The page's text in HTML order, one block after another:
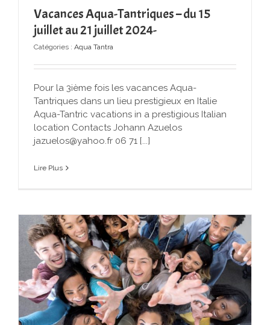
Vacances Aqua-Tantriques – du 15
juillet au 21 juillet 2024-
Catégories : Aqua Tantra
Pour la 3ième fois les vacances Aqua-
Tantriques dans un lieu prestigieux en Italie
Aqua-Tantric vacations in a prestigious Italian
location Contacts Johann Azuelos
jazuelos@yahoo.fr 06 71 [...]
Lire Plus